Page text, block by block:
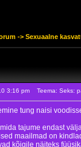
-> Sexuaalne
3:16 pm Teema: Seks:
tung naisi
tajume endast
maailmad on
kõigile näiteks